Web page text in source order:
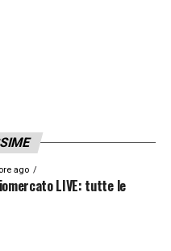
ago
LIVE: tutte le